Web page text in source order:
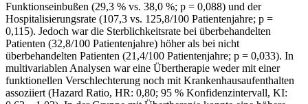
Funktionseinbußen (29,3 % vs. 38,0 %; p = 0,088) und der
Hospitalisierungsrate (107,3 vs. 125,8/100 Patientenjahre; p =
0,115). Jedoch war die Sterblichkeitsrate bei überbehandelten
Patienten (32,8/100 Patientenjahre) höher als bei nicht
überbehandelten Patienten (21,4/100 Patientenjahre; p = 0,033). In
multivariablen Analysen war eine Übertherapie weder mit einer
funktionellen Verschlechterung noch mit Krankenhausaufenthalten
assoziiert (Hazard Ratio, HR: 0,80; 95 % Konfidenzintervall, KI: